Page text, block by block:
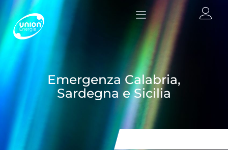
contenuto
Emergenza Calabria,
Sardegna e Sicilia